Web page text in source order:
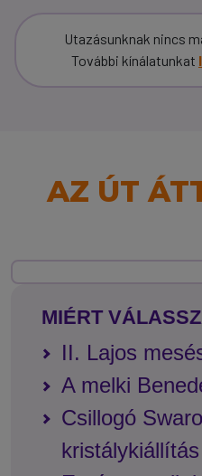
Utazásunknak nincs
További kínálatunkat
AZ ÚT
MIÉRT
II. Lajos
A melki
Csillogó
kristálykiállítás